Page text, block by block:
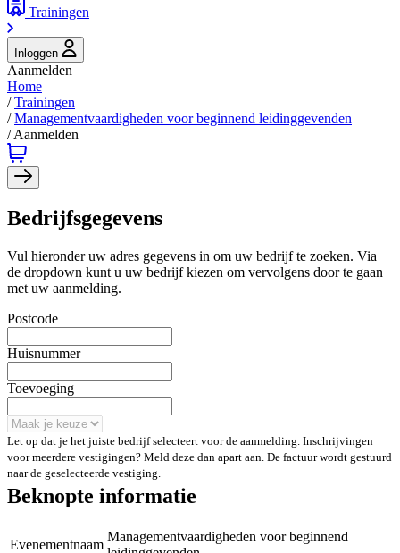
Trainingen
Inloggen
Aanmelden
Home
/Trainingen
/Managementvaardigheden voor beginnend leidinggevenden
/Aanmelden
Bedrijfsgegevens
Vul hieronder uw adres gegevens in om uw bedrijf te zoeken. Via
de dropdown kunt u uw bedrijf kiezen om vervolgens door te gaan
met uw aanmelding.
Postcode
Huisnummer
Toevoeging
Let op dat je het juiste bedrijf selecteert voor de aanmelding. Inschrijvingen
voor meerdere vestigingen? Meld deze dan apart aan. De factuur wordt gestuurd
naar de geselecteerde vestiging.
Beknopte informatie
Evenementnaam
Managementvaardigheden voor beginnend